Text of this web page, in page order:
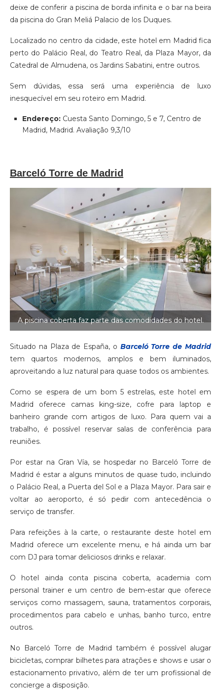
deixe de conferir a piscina de borda infinita e o bar na beira
da piscina do Gran Meliá Palacio de los Duques.
Localizado no centro da cidade, este hotel em Madrid fica
perto do Palácio Real, do Teatro Real, da Plaza Mayor, da
Catedral de Almudena, os Jardins Sabatini, entre outros.
Sem dúvidas, essa será uma experiência de luxo
inesquecível em seu roteiro em Madrid.
Endereço: Cuesta Santo Domingo, 5 e 7, Centro de
Madrid, Madrid. Avaliação 9,3/10
Barceló Torre de Madrid
A piscina coberta faz parte das comodidades do hotel.
Situado na Plaza de España, o Barceló Torre de Madrid
tem quartos modernos, amplos e bem iluminados,
aproveitando a luz natural para quase todos os ambientes.
Como se espera de um bom 5 estrelas, este hotel em
Madrid oferece camas king-size, cofre para laptop e
banheiro grande com artigos de luxo. Para quem vai a
trabalho, é possível reservar salas de conferência para
reuniões.
Por estar na Gran Vía, se hospedar no Barceló Torre de
Madrid é estar a alguns minutos de quase tudo, incluindo
o Palácio Real, a Puerta del Sol e a Plaza Mayor. Para sair e
voltar ao aeroporto, é só pedir com antecedência o
serviço de transfer.
Para refeições à la carte, o restaurante deste hotel em
Madrid oferece um excelente menu, e há ainda um bar
com DJ para tomar deliciosos drinks e relaxar.
O hotel ainda conta piscina coberta, academia com
personal trainer e um centro de bem-estar que oferece
serviços como massagem, sauna, tratamentos corporais,
procedimentos para cabelo e unhas, banho turco, entre
outros.
No Barceló Torre de Madrid também é possível alugar
bicicletas, comprar bilhetes para atrações e shows e usar o
estacionamento privativo, além de ter um profissional de
concierge a disposição.